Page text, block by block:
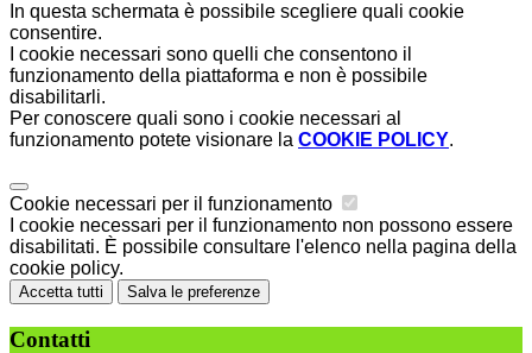
In questa schermata è possibile scegliere quali cookie
consentire.
I cookie necessari sono quelli che consentono il
funzionamento della piattaforma e non è possibile
disabilitarli.
Per conoscere quali sono i cookie necessari al
funzionamento potete visionare la COOKIE POLICY.
Cookie necessari per il funzionamento
I cookie necessari per il funzionamento non possono essere
disabilitati. È possibile consultare l'elenco nella pagina della
cookie policy.
Accetta tutti Salva le preferenze
Contatti